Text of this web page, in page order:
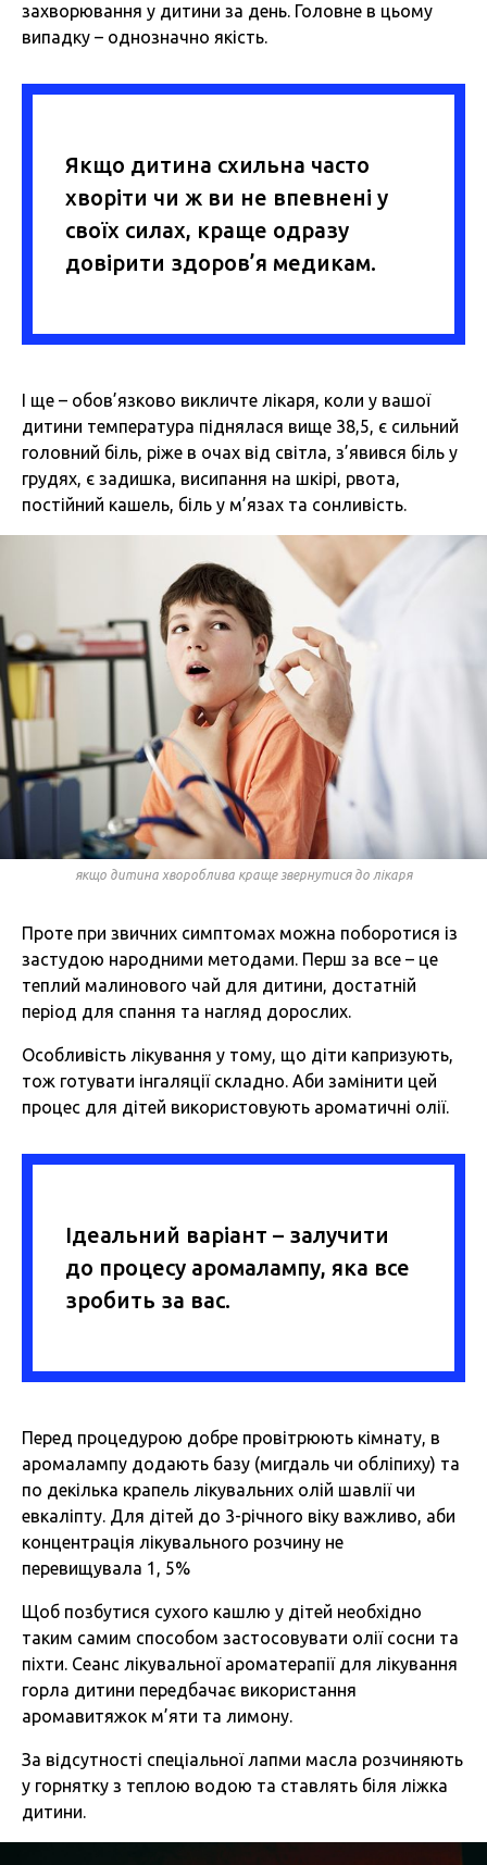
захворювання у дитини за день. Головне в цьому
випадку – однозначно якість.
Якщо дитина схильна часто
хворіти чи ж ви не впевнені у
своїх силах, краще одразу
довірити здоров’я медикам.
І ще – обов’язково викличте лікаря, коли у вашої
дитини температура піднялася вище 38,5, є сильний
головний біль, ріже в очах від світла, з’явився біль у
грудях, є задишка, висипання на шкірі, рвота,
постійний кашель, біль у м’язах та сонливість.
якщо дитина хвороблива краще звернутися до лікаря
Проте при звичних симптомах можна поборотися із
застудою народними методами. Перш за все – це
теплий малинового чай для дитини, достатній
період для спання та нагляд дорослих.
Особливість лікування у тому, що діти капризують,
тож готувати інгаляції складно. Аби замінити цей
процес для дітей використовують ароматичні олії.
Ідеальний варіант – залучити
до процесу аромалампу, яка все
зробить за вас.
Перед процедурою добре провітрюють кімнату, в
аромалампу додають базу (мигдаль чи обліпиху) та
по декілька крапель лікувальних олій шавлії чи
евкаліпту. Для дітей до 3-річного віку важливо, аби
концентрація лікувального розчину не
перевищувала 1, 5%
Щоб позбутися сухого кашлю у дітей необхідно
таким самим способом застосовувати олії сосни та
піхти. Сеанс лікувальної ароматерапії для лікування
горла дитини передбачає використання
аромавитяжок м’яти та лимону.
За відсутності спеціальної лапми масла розчиняють
у горнятку з теплою водою та ставлять біля ліжка
дитини.